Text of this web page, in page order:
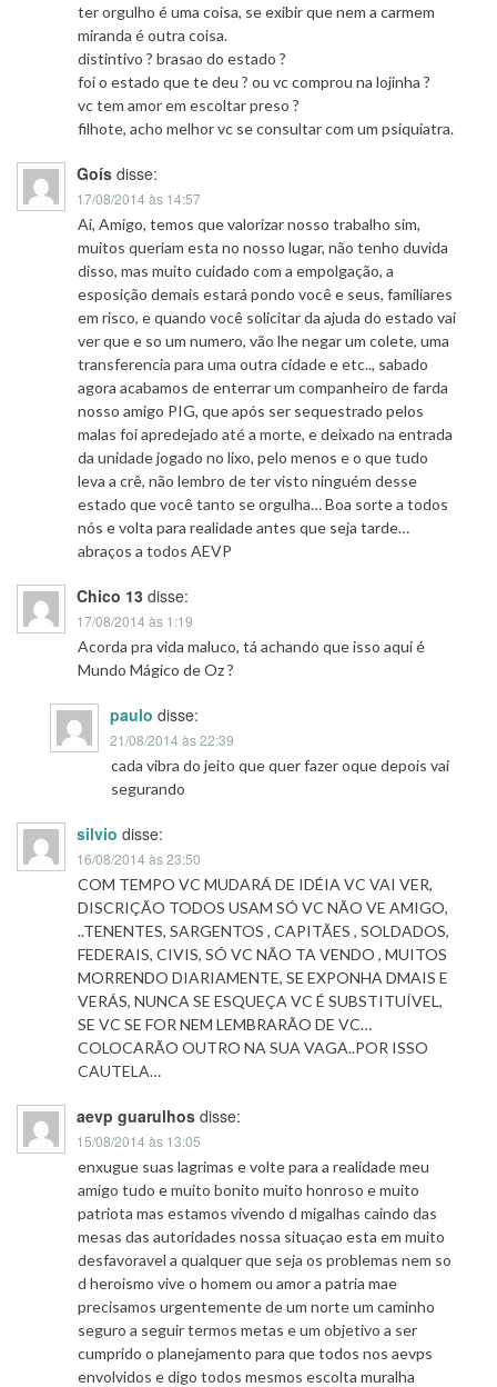
ter orgulho é uma coisa, se exibir que nem a carmem
miranda é outra coisa.
distintivo ? brasao do estado ?
foi o estado que te deu ? ou vc comprou na lojinha ?
vc tem amor em escoltar preso ?
filhote, acho melhor vc se consultar com um psiquiatra.
Goís disse:
17/08/2014 às 14:57
Ai, Amigo, temos que valorizar nosso trabalho sim,
muitos queriam esta no nosso lugar, não tenho duvida
disso, mas muito cuidado com a empolgação, a
esposição demais estará pondo você e seus, familiares
em risco, e quando você solicitar da ajuda do estado vai
ver que e so um numero, vão lhe negar um colete, uma
transferencia para uma outra cidade e etc.., sabado
agora acabamos de enterrar um companheiro de farda
nosso amigo PIG, que após ser sequestrado pelos
malas foi apredejado até a morte, e deixado na entrada
da unidade jogado no lixo, pelo menos e o que tudo
leva a crê, não lembro de ter visto ninguém desse
estado que você tanto se orgulha… Boa sorte a todos
nós e volta para realidade antes que seja tarde…
abraços a todos AEVP
Chico 13 disse:
17/08/2014 às 1:19
Acorda pra vida maluco, tá achando que isso aqui é
Mundo Mágico de Oz ?
paulo disse:
21/08/2014 às 22:39
cada vibra do jeito que quer fazer oque depois vai
segurando
silvio disse:
16/08/2014 às 23:50
COM TEMPO VC MUDARÁ DE IDÉIA VC VAI VER,
DISCRIÇÃO TODOS USAM SÓ VC NÃO VE AMIGO,
..TENENTES, SARGENTOS , CAPITÃES , SOLDADOS,
FEDERAIS, CIVIS, SÓ VC NÃO TA VENDO , MUITOS
MORRENDO DIARIAMENTE, SE EXPONHA DMAIS E
VERÁS, NUNCA SE ESQUEÇA VC É SUBSTITUÍVEL,
SE VC SE FOR NEM LEMBRARÃO DE VC…
COLOCARÃO OUTRO NA SUA VAGA..POR ISSO
CAUTELA…
aevp guarulhos disse:
15/08/2014 às 13:05
enxugue suas lagrimas e volte para a realidade meu
amigo tudo e muito bonito muito honroso e muito
patriota mas estamos vivendo d migalhas caindo das
mesas das autoridades nossa situaçao esta em muito
desfavoravel a qualquer que seja os problemas nem so
d heroismo vive o homem ou amor a patria mae
precisamos urgentemente de um norte um caminho
seguro a seguir termos metas e um objetivo a ser
cumprido o planejamento para que todos nos aevps
envolvidos e digo todos mesmos escolta muralha